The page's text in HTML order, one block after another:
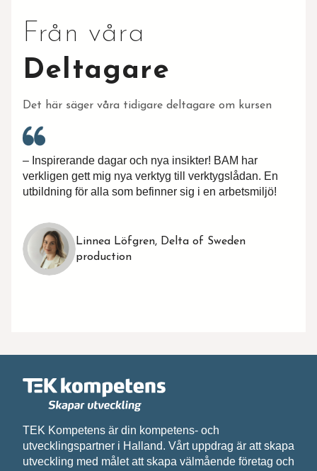
Från våra
Deltagare
Det här säger våra tidigare deltagare om kursen
– Inspirerande dagar och nya insikter! BAM har
verkligen gett mig nya verktyg till verktygslådan. En
utbildning för alla som befinner sig i en arbetsmiljö!
Linnea Löfgren, Delta of Sweden
production
TEK Kompetens är din kompetens- och
utvecklingspartner i Halland. Vårt uppdrag är att skapa
utveckling med målet att skapa välmående företag och